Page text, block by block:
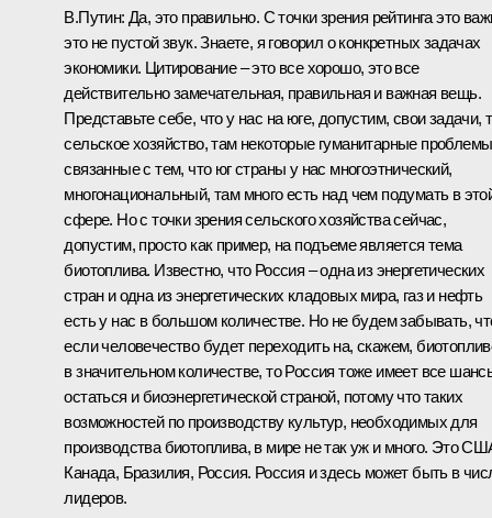
В.Путин: Да, это правильно. С точки зрения рейтинга это
это не пустой звук. Знаете, я говорил о конкретных задачах
экономики. Цитирование – это все хорошо, это все
действительно замечательная, правильная и важная вещь.
Представьте себе, что у нас на юге, допустим, свои задачи,
сельское хозяйство, там некоторые гуманитарные
связанные с тем, что юг страны у нас многоэтнический,
многонациональный, там много есть над чем подумать в
сфере. Но с точки зрения сельского хозяйства сейчас,
допустим, просто как пример, на подъеме является тема
биотоплива. Известно, что Россия – одна из энергетических
стран и одна из энергетических кладовых мира, газ и нефть
есть у нас в большом количестве. Но не будем забывать,
если человечество будет переходить на, скажем,
в значительном количестве, то Россия тоже имеет все
остаться и биоэнергетической страной, потому что таких
возможностей по производству культур, необходимых для
производства биотоплива, в мире не так уж и много. Это
Канада, Бразилия, Россия. Россия и здесь может быть в
лидеров.